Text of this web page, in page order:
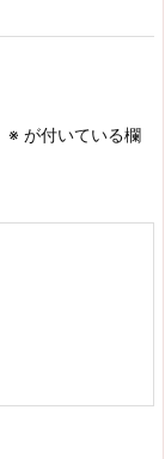
※ が付いている欄